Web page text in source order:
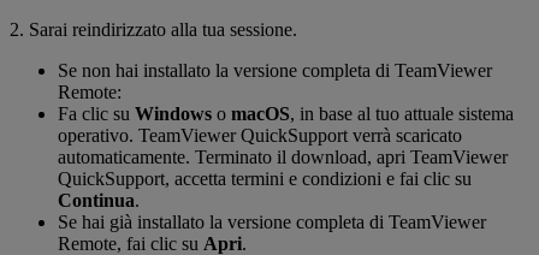
2. Sarai reindirizzato alla tua sessione.
Se non hai installato la versione completa di TeamViewer
Remote:
Fa clic su Windows o macOS, in base al tuo attuale sistema
operativo. TeamViewer QuickSupport verrà scaricato
automaticamente. Terminato il download, apri TeamViewer
QuickSupport, accetta termini e condizioni e fai clic su
Continua.
Se hai già installato la versione completa di TeamViewer
Remote, fai clic su Apri.